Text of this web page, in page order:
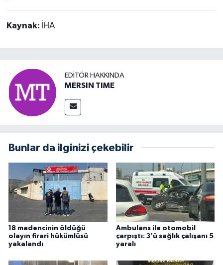
Kaynak: İHA
EDITÖR HAKKINDA
MERSIN TIME
Bunlar da ilginizi çekebilir
18 madencinin öldüğü
olayın firari hükümlüsü
yakalandı
Ambulans ile otomobil
çarpıştı: 3'ü sağlık çalışanı 5
yaralı